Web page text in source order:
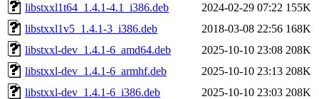
libstxxl1t64_1.4.1-4.1_i386.deb
2024-02-29 07:22 155K
libstxxl1v5_1.4.1-3_i386.deb
2018-03-08 22:56 168K
libstxxl-dev_1.4.1-6_amd64.deb
2025-10-10 23:08 208K
libstxxl-dev_1.4.1-6_armhf.deb
2025-10-10 23:13 208K
libstxxl-dev_1.4.1-6_i386.deb
2025-10-10 23:03 208K